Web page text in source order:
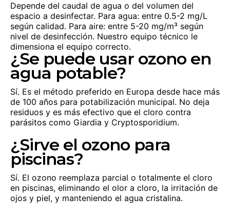
Depende del caudal de agua o del volumen del
espacio a desinfectar. Para agua: entre 0.5-2 mg/L
según calidad. Para aire: entre 5-20 mg/m³ según
nivel de desinfección. Nuestro equipo técnico le
dimensiona el equipo correcto.
¿Se puede usar ozono en
agua potable?
Sí. Es el método preferido en Europa desde hace más
de 100 años para potabilización municipal. No deja
residuos y es más efectivo que el cloro contra
parásitos como Giardia y Cryptosporidium.
¿Sirve el ozono para
piscinas?
Sí. El ozono reemplaza parcial o totalmente el cloro
en piscinas, eliminando el olor a cloro, la irritación de
ojos y piel, y manteniendo el agua cristalina.